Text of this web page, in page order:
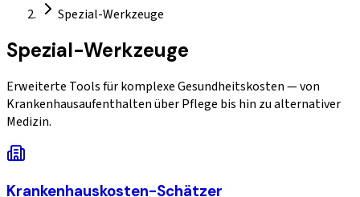
Spezial-Werkzeuge
Spezial-Werkzeuge
Erweiterte Tools für komplexe Gesundheitskosten — von
Krankenhausaufenthalten über Pflege bis hin zu alternativer
Medizin.
Krankenhauskosten-Schätzer